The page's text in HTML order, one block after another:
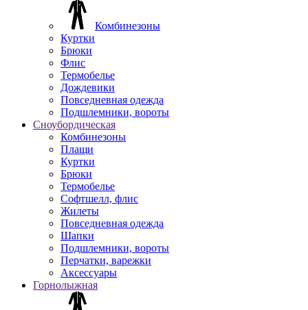
Комбинезоны
Куртки
Брюки
Флис
Термобелье
Дождевики
Повседневная одежда
Подшлемники, вороты
Сноубордическая
Комбинезоны
Плащи
Куртки
Брюки
Термобелье
Софтшелл, флис
Жилеты
Повседневная одежда
Шапки
Подшлемники, вороты
Перчатки, варежки
Аксессуары
Горнолыжная